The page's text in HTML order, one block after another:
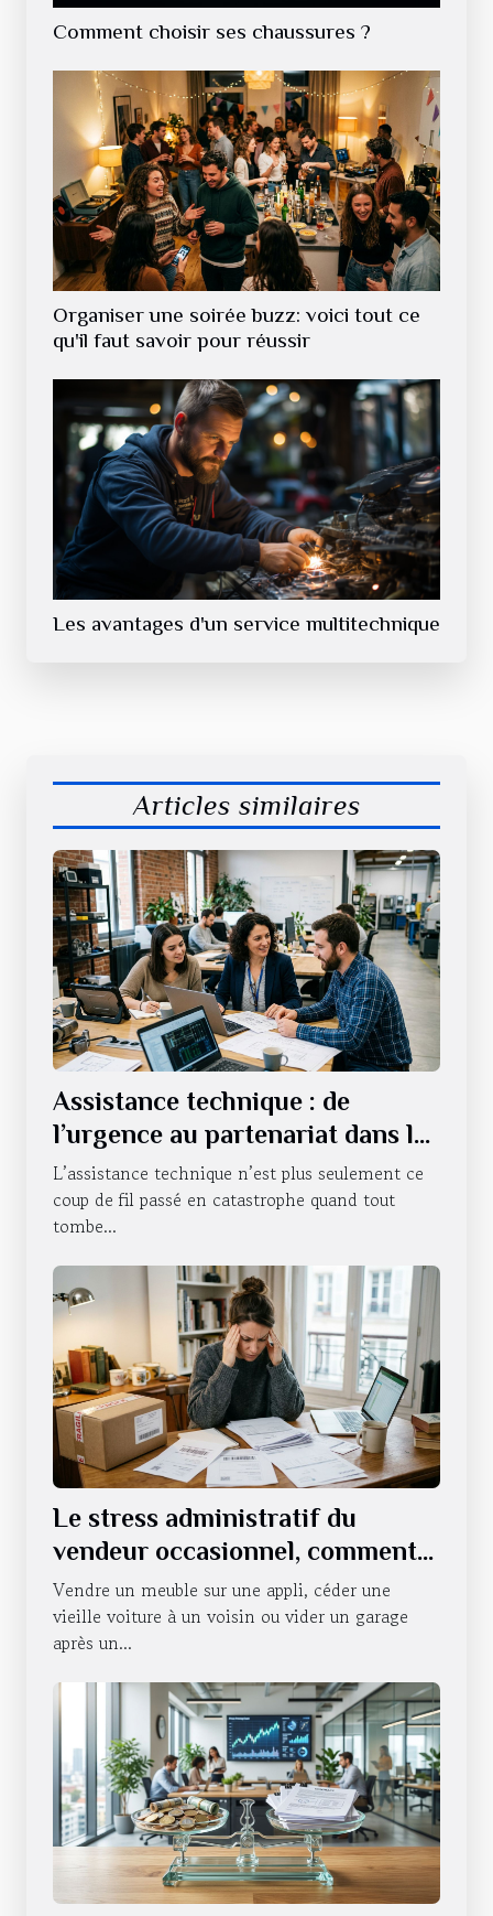
Comment choisir ses chaussures ?
Organiser une soirée buzz: voici tout ce
qu'il faut savoir pour réussir
Les avantages d'un service multitechnique
Articles similaires
Assistance technique : de
l’urgence au partenariat dans la
durée
L’assistance technique n’est plus seulement ce
coup de fil passé en catastrophe quand tout
tombe...
Le stress administratif du
vendeur occasionnel, comment
s’en défaire ?
Vendre un meuble sur une appli, céder une
vieille voiture à un voisin ou vider un garage
après un...